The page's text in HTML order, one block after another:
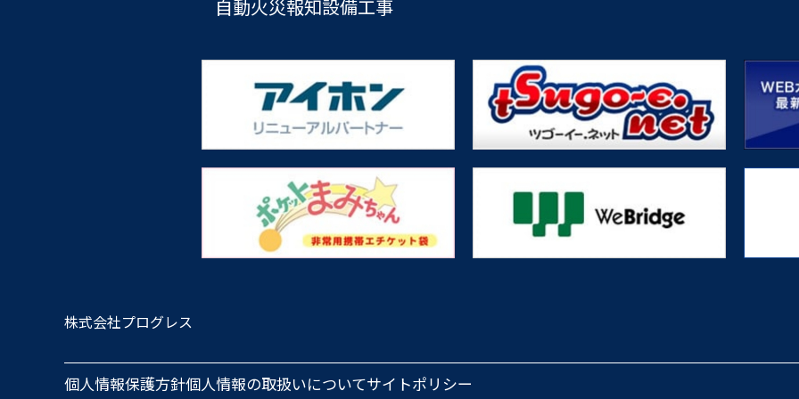
自動火災報知設備工事
株式会社プログレス
個人情報保護方針個人情報の取扱いについてサイトポリシー